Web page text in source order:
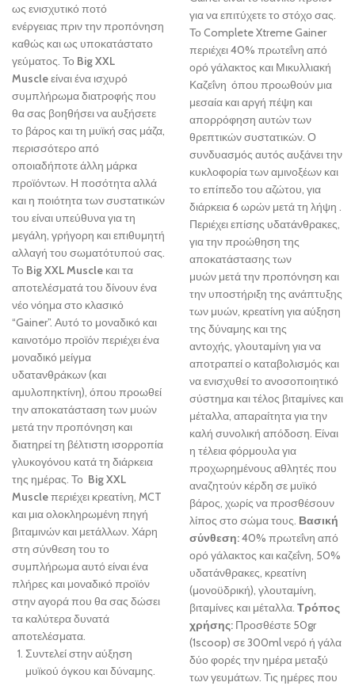
ως ενισχυτικό ποτό
ενέργειας πριν την προπόνηση
καθώς και ως υποκατάστατο
γεύματος. Το Big XXL
Muscleείναι ένα ισχυρό
συμπλήρωμα διατροφής που
θα σας βοηθήσει να αυξήσετε
το βάρος και τη μυϊκή σας μάζα,
περισσότερο από
οποιαδήποτε άλλη μάρκα
προϊόντων. Η ποσότητα αλλά
και η ποιότητα των συστατικών
του είναι υπεύθυνα για τη
μεγάλη, γρήγορη και επιθυμητή
αλλαγή του σωματότυπού σας.
Το Big XXL Muscle και τα
αποτελέσματά του δίνουν ένα
νέο νόημα στο κλασικό
“Gainer”. Αυτό το μοναδικό και
καινοτόμο προϊόν περιέχει ένα
μοναδικό μείγμα
υδατανθράκων (και
αμυλοπηκτίνη), όπου προωθεί
την αποκατάσταση των μυών
μετά την προπόνηση και
διατηρεί τη βέλτιστη ισορροπία
γλυκογόνου κατά τη διάρκεια
της ημέρας. Το Big XXL
Muscleπεριέχει κρεατίνη, MCT
και μια ολοκληρωμένη πηγή
βιταμινών και μετάλλων. Χάρη
στη σύνθεση του το
συμπλήρωμα αυτό είναι ένα
πλήρες και μοναδικό προϊόν
στην αγορά που θα σας δώσει
τα καλύτερα δυνατά
αποτελέσματα.
Συντελεί στην αύξηση
μυϊκού όγκου και δύναμης.
για να επιτύχετε το στόχο σας.
Το Complete Xtreme Gainer
περιέχει 40% πρωτεΐνη από
ορό γάλακτος και Μικυλλιακή
Καζεΐνη όπου προωθούν μια
μεσαία και αργή πέψη και
απορρόφηση αυτών των
θρεπτικών συστατικών. Ο
συνδυασμός αυτός αυξάνει την
κυκλοφορία των αμινοξέων και
το επίπεδο του αζώτου, για
διάρκεια 6 ωρών μετά τη λήψη .
Περιέχει επίσης υδατάνθρακες,
για την προώθηση της
αποκατάστασης των
μυών μετά την προπόνηση και
την υποστήριξη της ανάπτυξης
των μυών, κρεατίνη για αύξηση
της δύναμης και της
αντοχής, γλουταμίνη για να
αποτραπεί ο καταβολισμός και
να ενισχυθεί το ανοσοποιητικό
σύστημα και τέλος βιταμίνες και
μέταλλα, απαραίτητα για την
καλή συνολική απόδοση. Είναι
η τέλεια φόρμουλα για
προχωρημένους αθλητές που
αναζητούν κέρδη σε μυϊκό
βάρος, χωρίς να προσθέσουν
λίπος στο σώμα τους. Βασική
σύνθεση:40% πρωτεΐνη από
ορό γάλακτος και καζεΐνη, 50%
υδατάνθρακες, κρεατίνη
(μονοϋδρική), γλουταμίνη,
βιταμίνες και μέταλλα. Τρόπος
χρήσης: Προσθέστε 50gr
(1scoop) σε 300ml νερό ή γάλα
δύο φορές την ημέρα μεταξύ
των γευμάτων. Τις ημέρες που